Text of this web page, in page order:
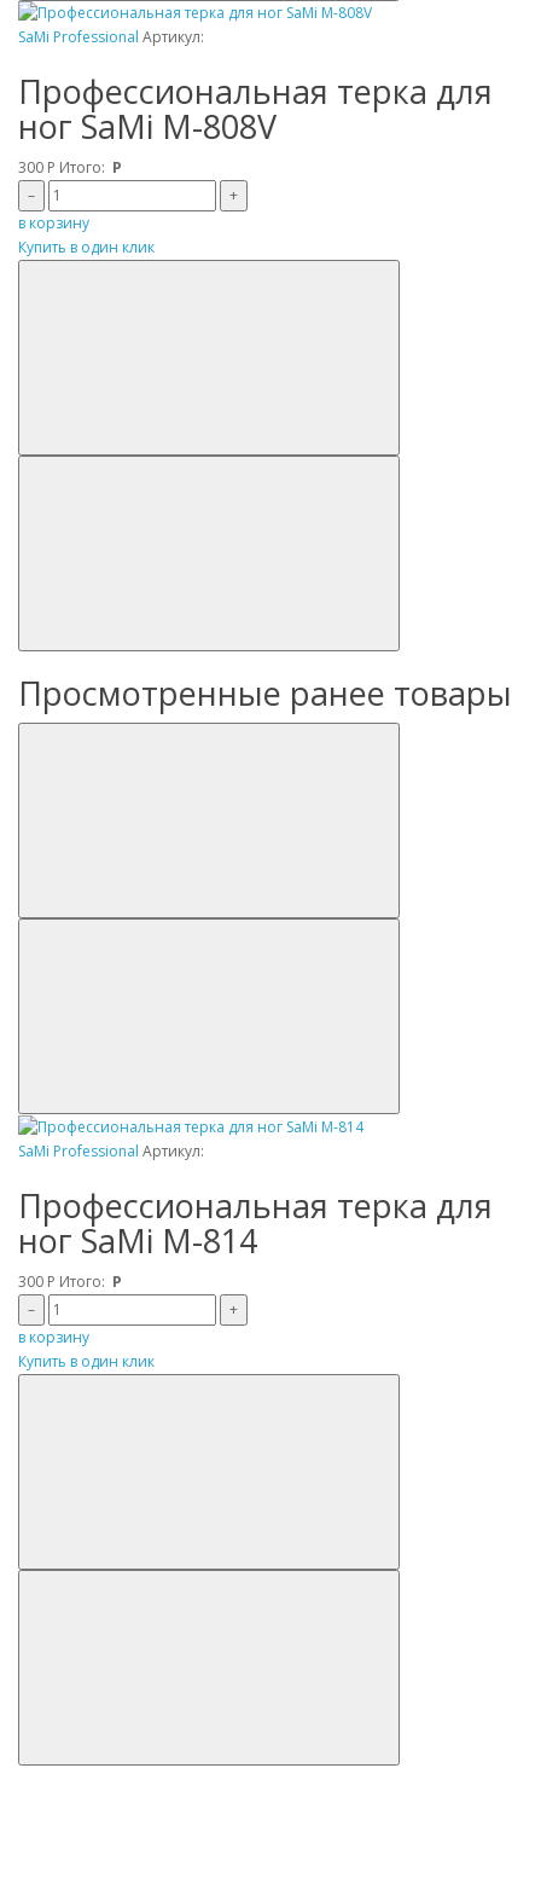
SaMi Professional Артикул:
Профессиональная терка для
ног SaMi M-808V
300 Р Итого: Р
–
+
в корзину
Купить в один клик
Просмотренные ранее товары
SaMi Professional Артикул:
Профессиональная терка для
ног SaMi M-814
300 Р Итого: Р
–
+
в корзину
Купить в один клик